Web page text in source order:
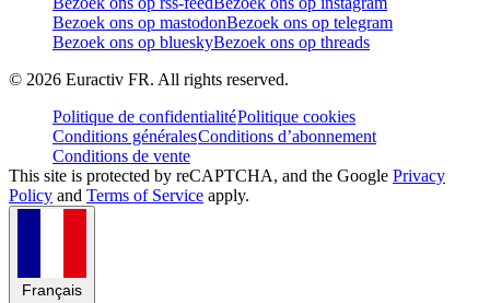
Bezoek ons op mastodonBezoek ons op telegram
Bezoek ons op blueskyBezoek ons op threads
© 2026 Euractiv FR. All rights reserved.
Politique de confidentialitéPolitique cookies
Conditions généralesConditions d’abonnement
Conditions de vente
This site is protected by reCAPTCHA, and the Google Privacy
Policy and Terms of Service apply.
Français